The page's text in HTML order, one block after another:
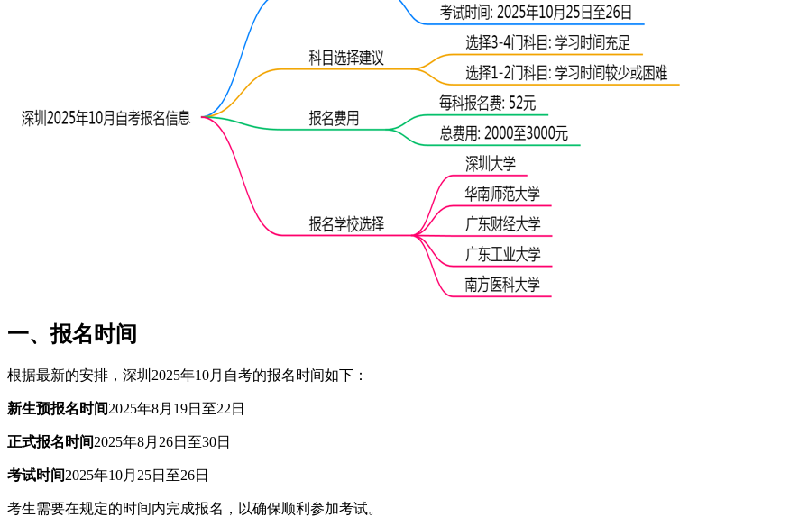
一、报名时间
根据最新的安排，深圳2025年10月自考的报名时间如下：
新生预报名时间2025年8月19日至22日
正式报名时间2025年8月26日至30日
考试时间2025年10月25日至26日
考生需要在规定的时间内完成报名，以确保顺利参加考试。